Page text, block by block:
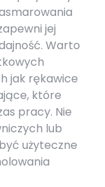
jej
Warto
jak rękawice
które
pracy. Nie
lub
użyteczne